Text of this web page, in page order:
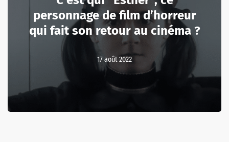
personnage de film d’horreur
qui fait son retour au cinéma ?
17 août 2022